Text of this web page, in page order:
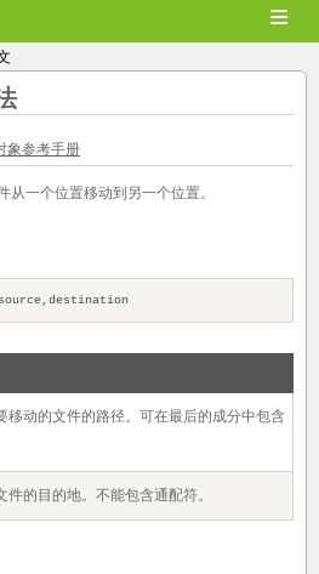
≡
象参考手册
从一个位置移动到另一个位置。
移动的文件的路径。可在最后的成分中包含
件的目的地。不能包含通配符。